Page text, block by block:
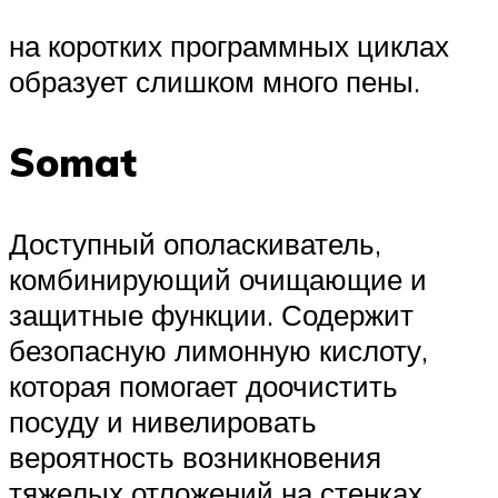
на коротких программных циклах
образует слишком много пены.
Somat
Доступный ополаскиватель,
комбинирующий очищающие и
защитные функции. Содержит
безопасную лимонную кислоту,
которая помогает доочистить
посуду и нивелировать
вероятность возникновения